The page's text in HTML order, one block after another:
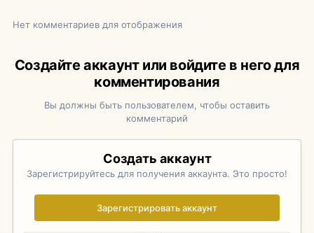
Нет комментариев для отображения
Создайте аккаунт или войдите в него для
комментирования
Вы должны быть пользователем, чтобы оставить
комментарий
Создать аккаунт
Зарегистрируйтесь для получения аккаунта. Это просто!
Зарегистрировать аккаунт